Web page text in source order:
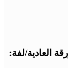
العادية/لفة: